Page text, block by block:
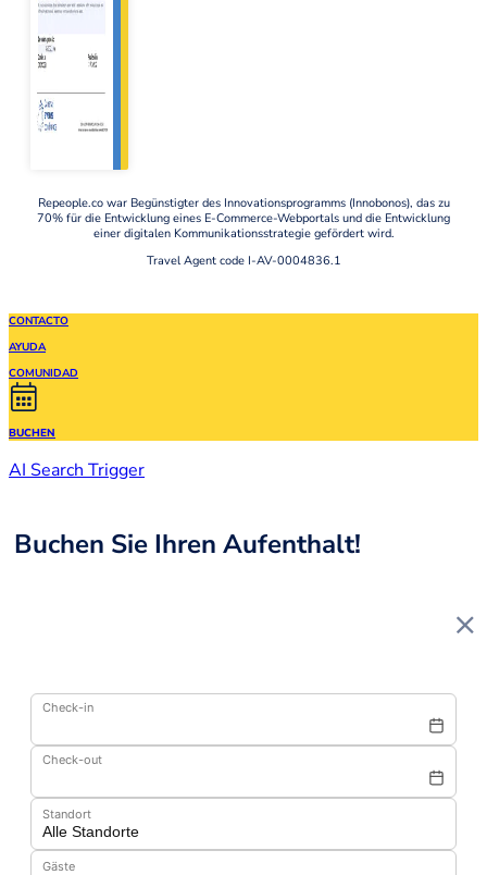
Repeople.co war Begünstigter des Innovationsprogramms (Innobonos), das zu
70% für die Entwicklung eines E-Commerce-Webportals und die Entwicklung
einer digitalen Kommunikationsstrategie gefördert wird.
Travel Agent code I-AV-0004836.1
CONTACTO
AYUDA
COMUNIDAD
BUCHEN
AI Search Trigger
Buchen Sie Ihren Aufenthalt!
Check-in
Check-out
Standort
Gäste